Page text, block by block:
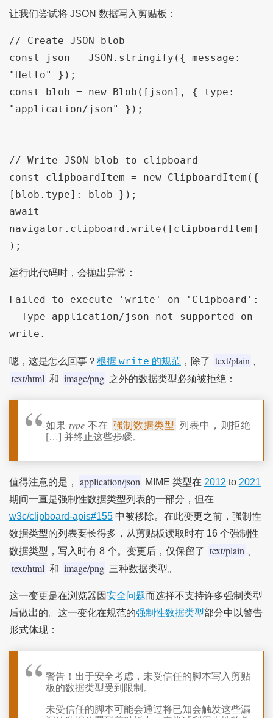
让我们尝试将 JSON 数据写入剪贴板：
// Create JSON blob
const json = JSON.stringify({ message:
"Hello" });
const blob = new Blob([json], { type:
"application/json" });
// Write JSON blob to clipboard
const clipboardItem = new ClipboardItem({
[blob.type]: blob });
await
navigator.clipboard.write([clipboardItem]
);
运行此代码时，会抛出异常：
Failed to execute 'write' on 'Clipboard':
write.
嗯，这是怎么回事？ 根据 write 的规范，除了 text/plain
text/html 和 image/png 之外的数据类型必须被拒绝：
如果type 不在 强制数据类型 列表中，则拒绝
[…] 并终止这些步骤。
值得注意的是， application/json MIME 类型在 2012 to 2021
期间一直是强制性数据类型列表的一部分，但在
w3c/clipboard-apis#155中被移除。在此变更之前，强制性
数据类型的列表要长得多，从剪贴板读取时有 16 个强制性
数据类型，写入时有 8 个。变更后，仅保留了 text/plain
text/html 和 image/png 三种数据类型。
这一变更是在浏览器因安全问题而选择不支持许多强制类型
后做出的。这一变化在规范的强制性数据类型部分中以警告
形式体现：
警告！出于安全考虑，未受信任的脚本写入剪贴
板的数据类型受到限制。
未受信任的脚本可能会通过将已知会触发这些漏